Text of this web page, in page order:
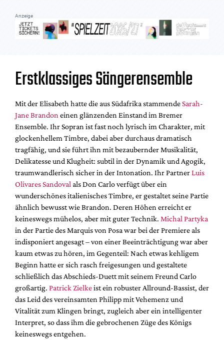
Anzeige
Erstklassiges Sängerensemble
Mit der Elisabeth hatte die aus Südafrika stammendeSarah-
Jane Brandon einen glänzenden Einstand im Bremer
Ensemble. Ihr Sopran ist fast noch lyrisch im Charakter, mit
glockenhellem Timbre, dabei aber durchaus dramatisch
tragfähig, und sie führt ihn mit bezaubernder Musikalität,
Delikatesse und Klugheit: subtil in der Dynamik und Agogik,
traumwandlerisch sicher in der Intonation. Ihr PartnerLuis
Olivares Sandoval als Don Carlo verfügt über ein
wunderschönes italienisches Timbre, er gestaltet seine Partie
ähnlich bewusst wie Brandon. Deren Höhen erreicht er
keineswegs mühelos, aber mit guter Technik. Michal Partyka
in der Partie des Marquis von Posa war bei der Premiere als
indisponiert angesagt – von einer Beeinträchtigung war aber
kaum etwas zu hören, im Gegenteil: Nach etwas kehligem
Beginn hatte er sich rasch freigesungen und gestaltete
schließlich das Abschieds-Duett mit seinem Freund Carlo
großartig. Patrick Zielkeist ein robuster Allround-Bassist, der
das Leid des vereinsamten Philipp mit Vehemenz und
Vitalität zum Klingen bringt, zugleich aber ein intelligenter
Interpret, so dass ihm die gebrochenen Züge des Königs
keineswegs entgehen.